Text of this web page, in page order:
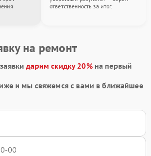
ответственность за итог.
на ремонт
дарим скидку 20%на первый
и мы свяжемся с вами в ближайшее